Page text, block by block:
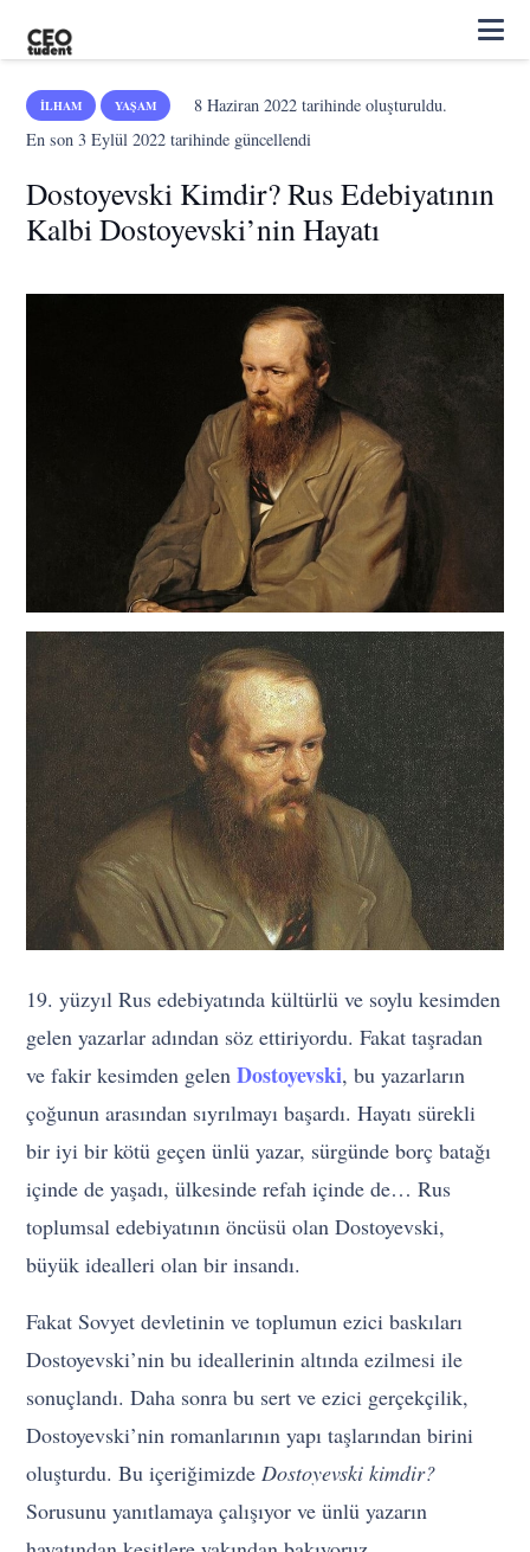
İLHAM YAŞAM 8 Haziran 2022tarihinde oluşturuldu.
En son3 Eylül 2022 tarihinde güncellendi
Dostoyevski Kimdir? Rus Edebiyatının
Kalbi Dostoyevski’nin Hayatı
19. yüzyıl Rus edebiyatında kültürlü ve soylu kesimden
gelen yazarlar adından söz ettiriyordu. Fakat taşradan
ve fakir kesimden gelenDostoyevski, bu yazarların
çoğunun arasından sıyrılmayı başardı. Hayatı sürekli
bir iyi bir kötü geçen ünlü yazar, sürgünde borç batağı
içinde de yaşadı, ülkesinde refah içinde de… Rus
toplumsal edebiyatının öncüsü olan Dostoyevski,
büyük idealleri olan bir insandı.
Fakat Sovyet devletinin ve toplumun ezici baskıları
Dostoyevski’nin bu ideallerinin altında ezilmesi ile
sonuçlandı. Daha sonra bu sert ve ezici gerçekçilik,
Dostoyevski’nin romanlarının yapı taşlarından birini
oluşturdu. Bu içeriğimizde Dostoyevski kimdir?
Sorusunu yanıtlamaya çalışıyor ve ünlü yazarın